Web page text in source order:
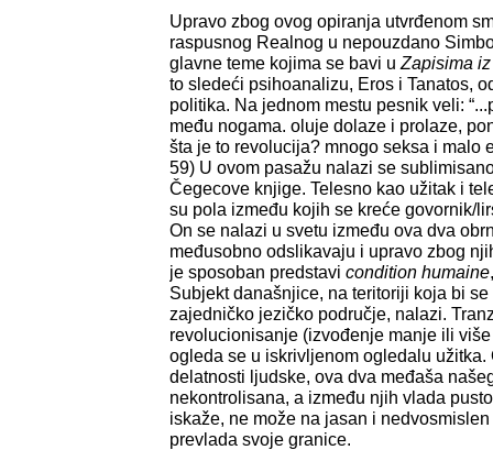
Upravo zbog ovog opiranja utvrđenom
raspusnog Realnog u nepouzdano
glavne teme kojima se bavi u Zapisima
to sledeći psihoanalizu, Eros i Tanatos,
politika. Na jednom mestu pesnik veli:
među nogama. oluje dolaze i prolaze,
šta je to revolucija? mnogo seksa i malo
59) U ovom pasažu nalazi se
Čegecove knjige. Telesno kao užitak i
su pola između kojih se kreće govornik/
On se nalazi u svetu između ova dva
međusobno odslikavaju i upravo zbog
je sposoban predstavi condition humaine
Subjekt današnjice, na teritoriji koja bi
zajedničko jezičko područje, nalazi.
revolucionisanje (izvođenje manje ili
ogleda se u iskrivljenom ogledalu užitka.
delatnosti ljudske, ova dva međaša
nekontrolisana, a između njih vlada
iskaže, ne može na jasan i
prevlada svoje granice.